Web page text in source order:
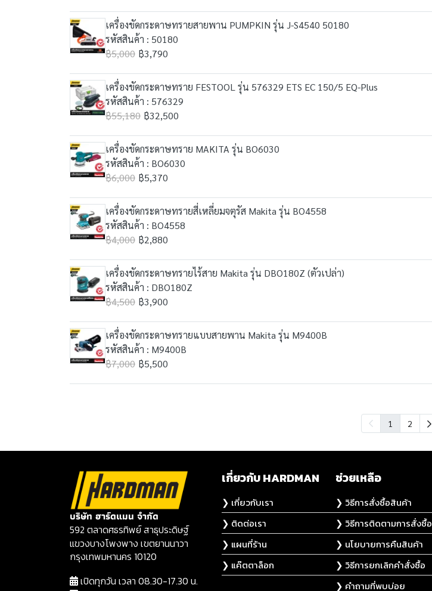
เครื่องขัดกระดาษทรายสายพาน PUMPKIN รุ่น J-S4540 50180
รหัสสินค้า : 50180
฿5,000 ฿3,790
เครื่องขัดกระดาษทราย FESTOOL รุ่น 576329 ETS EC 150/5 EQ-Plus
รหัสสินค้า : 576329
฿55,180 ฿32,500
เครื่องขัดกระดาษทราย MAKITA รุ่น BO6030
รหัสสินค้า : BO6030
฿6,000 ฿5,370
เครื่องขัดกระดาษทรายสี่เหลี่ยมจตุรัส Makita รุ่น BO4558
รหัสสินค้า : BO4558
฿4,000 ฿2,880
เครื่องขัดกระดาษทรายไร้สาย Makita รุ่น DBO180Z (ตัวเปล่า)
รหัสสินค้า : DBO180Z
฿4,500 ฿3,900
เครื่องขัดกระดาษทรายแบบสายพาน Makita รุ่น M9400B
รหัสสินค้า : M9400B
฿7,000 ฿5,500
1 2
บริษัท ฮาร์ดแมน จำกัด
592 ตลาดศธรทิพย์ สาธุประดิษฐ์
แขวงบางโพงพาง เขตยานนาวา
กรุงเทพมหานคร 10120
เปิดทุกวัน เวลา 08.30-17.30 น.
เกี่ยวกับ HARDMAN
❯ เกี่ยวกับเรา
❯ ติดต่อเรา
❯ แผนที่ร้าน
❯ แค๊ตตาล็อก
ช่วยเหลือ
❯ วิธีการสั่งซื้อสินค้า
❯ วิธีการติดตามการสั่งซื้อ
❯ นโยบายการคืนสินค้า
❯ วิธีการยกเลิกคำสั่งซื้อ
❯ คำถามที่พบบ่อย